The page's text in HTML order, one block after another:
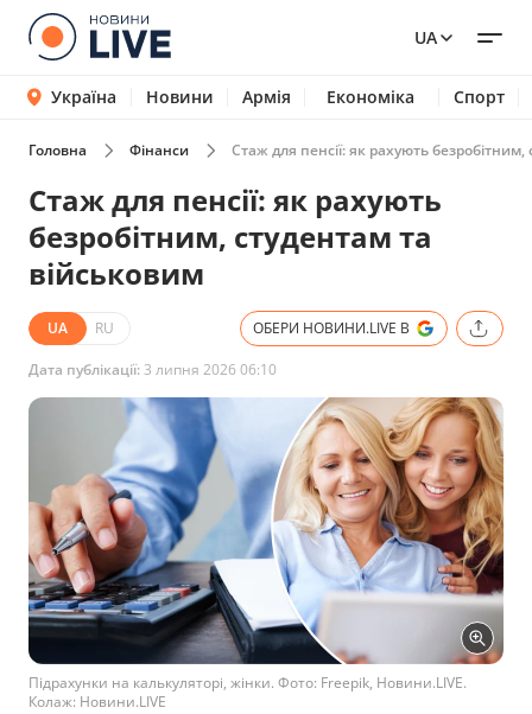
UA
Україна Новини Армія Економіка Спорт
Головна Фінанси Стаж для пенсії: як рахують
Стаж для пенсії: як рахують
безробітним, студентам та
військовим
UA RU ОБЕРИ НОВИНИ.LIVE В
Дата публікації: 3 липня 2026 06:10
Підрахунки на калькуляторі, жінки. Фото: Freepik, Новини.LIVE.
Колаж: Новини.LIVE